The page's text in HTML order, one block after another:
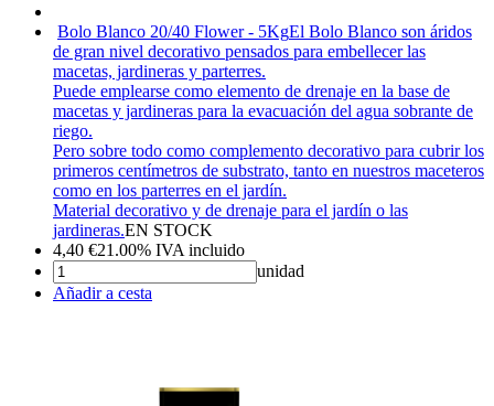
Bolo Blanco 20/40 Flower - 5KgEl Bolo Blanco son áridos
de gran nivel decorativo pensados para embellecer las
macetas, jardineras y parterres.
Puede emplearse como elemento de drenaje en la base de
macetas y jardineras para la evacuación del agua sobrante de
riego.
Pero sobre todo como complemento decorativo para cubrir los
primeros centímetros de substrato, tanto en nuestros maceteros
como en los parterres en el jardín.
Material decorativo y de drenaje para el jardín o las
jardineras.EN STOCK
4,40 €21.00% IVA incluido
unidad
Añadir a cesta